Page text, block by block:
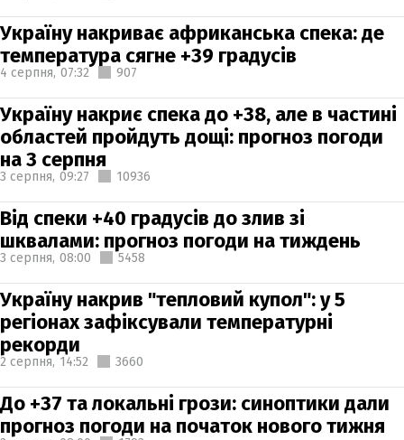
Україну накриває африканська спека: де
температура сягне +39 градусів
4 серпня, 07:32 907
Україну накриє спека до +38, але в частині
областей пройдуть дощі: прогноз погоди
на 3 серпня
3 серпня, 09:27 10936
Від спеки +40 градусів до злив зі
шквалами: прогноз погоди на тиждень
3 серпня, 08:00 5458
Україну накрив "тепловий купол": у 5
регіонах зафіксували температурні
рекорди
2 серпня, 14:52 3660
До +37 та локальні грози: синоптики дали
прогноз погоди на початок нового тижня